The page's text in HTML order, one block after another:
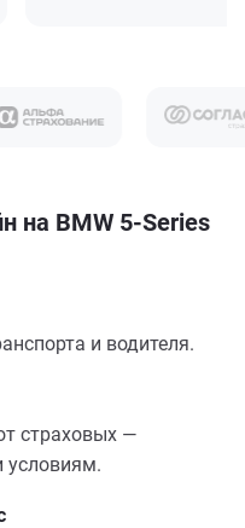
на BMW 5-Series
и водителя.
страховых —
условиям.